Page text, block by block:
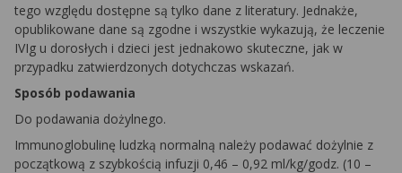
tego względu dostępne są tylko dane z literatury. Jednakże,
opublikowane dane są zgodne i wszystkie wykazują, że leczenie
IVIg u dorosłych i dzieci jest jednakowo skuteczne, jak w
przypadku zatwierdzonych dotychczas wskazań.
Sposób podawania
Do podawania dożylnego.
Immunoglobulinę ludzką normalną należy podawać dożylnie z
początkową z szybkością infuzji 0,46 – 0,92 ml/kg/godz. (10 –